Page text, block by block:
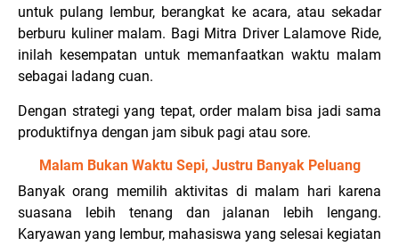
untuk pulang lembur, berangkat ke acara, atau sekadar
berburu kuliner malam. Bagi Mitra Driver Lalamove Ride,
inilah kesempatan untuk memanfaatkan waktu malam
sebagai ladang cuan.
Dengan strategi yang tepat, order malam bisa jadi sama
produktifnya dengan jam sibuk pagi atau sore.
Malam Bukan Waktu Sepi, Justru Banyak Peluang
Banyak orang memilih aktivitas di malam hari karena
suasana lebih tenang dan jalanan lebih lengang.
Karyawan yang lembur, mahasiswa yang selesai kegiatan